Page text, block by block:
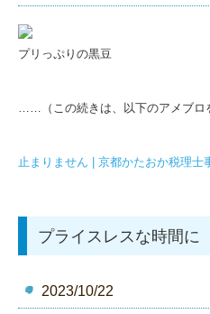
プリっぷりの黒豆
……（この続きは、以下のアメブロ
止まりません | 京都かたおか税理士
プライスレスな時間に
2023/10/22